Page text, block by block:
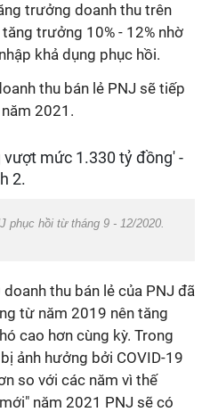
trưởng doanh thu trên
trưởng 10% - 12% nhờ
khả dụng phục hồi.
thu bán lẻ PNJ sẽ tiếp
2021.
phục hồi từ tháng 9 - 12/2020.
thu bán lẻ của PNJ đã
từ năm 2019 nên tăng
cao hơn cùng kỳ. Trong
ảnh hưởng bởi COVID-19
so với các năm vì thế
năm 2021 PNJ sẽ có